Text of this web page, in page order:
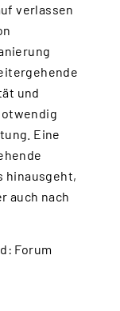
verlassen
und
Eine
hinausgeht,
auch nach
Forum